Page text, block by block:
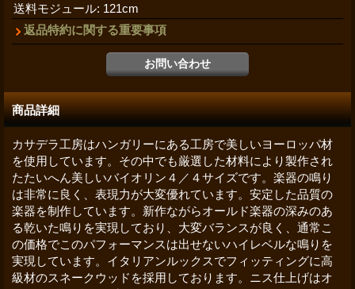
送料モジュール: 121cm
返品特約に関する重要事項
商品詳細
カサデラ工房はハンガリーにある工房で美しいヨーロッパ材
を使用しています。その中でも厳選した材料により製作され
たたいへん美しいバイオリン４／４サイズです。楽器の鳴り
は非常に良く、表現力が大変優れています。安定した品質の
楽器を制作しています。新作ながらオールド楽器の深みのあ
る乾いた鳴りを実現しており、大変バランスが良く、通常こ
の価格でこのパフォーマンスは出せないハイレベルな鳴りを
実現しています。イタリアンルックスでフィッティングに高
級材のスネークウッドを採用しております。ニス仕上げはオ